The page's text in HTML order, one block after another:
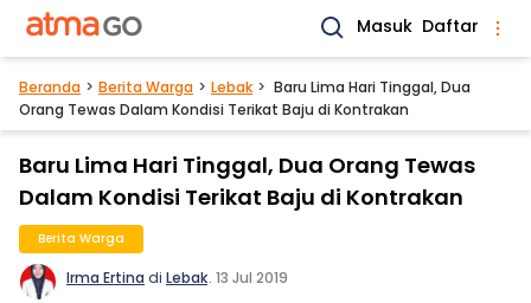
Masuk Daftar
Beranda Berita Warga Lebak
Baru Lima Hari Tinggal, Dua
Orang Tewas Dalam Kondisi Terikat Baju di Kontrakan
Baru Lima Hari Tinggal, Dua Orang Tewas
Dalam Kondisi Terikat Baju di Kontrakan
Berita Warga
Irma Ertina di Lebak. 13 Jul 2019